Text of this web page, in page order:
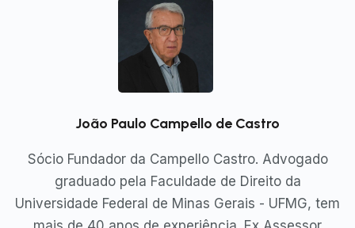
João Paulo Campello de Castro
Sócio Fundador da Campello Castro. Advogado
graduado pela Faculdade de Direito da
Universidade Federal de Minas Gerais - UFMG, tem